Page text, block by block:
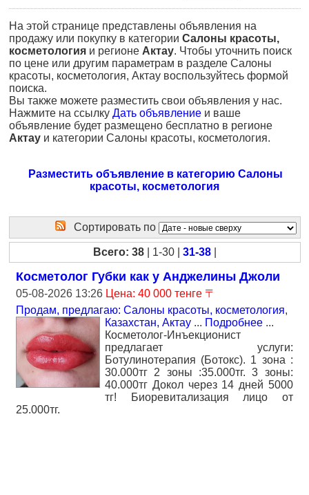
На этой странице представлены объявления на
продажу или покупку в категории Салоны красоты,
косметология и регионе Актау. Чтобы уточнить поиск
по цене или другим параметрам в разделе Салоны
красоты, косметология, Актау воспользуйтесь формой
поиска.
Вы также можете разместить свои объявления у нас.
Нажмите на ссылку Дать объявление и ваше
объявление будет размещено бесплатно в регионе
Актау и категории Салоны красоты, косметология.
Разместить объявление в категорию Салоны
красоты, косметология
Сортировать по
Всего: 38 | 1-30 | 31-38
Косметолог Губки как у Анджелины Джоли
05-08-2026 13:26 Цена: 40 000 тенге 〒
Продам, предлагаю: Салоны красоты, косметология,
Казахстан, Актау ... Подробнее ...
Косметолог-Инъекционист
предлагает услуги:
Ботулинотерапия (Ботокс). 1 зона :
30.000тг 2 зоны :35.000тг. 3 зоны:
40.000тг Докол через 14 дней 5000
тг! Биоревитализация лицо от
25.000тг.